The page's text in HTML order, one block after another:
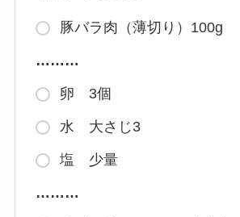
豚バラ肉（薄切り）100g
………
卵 3個
水 大さじ3
塩 少量
………